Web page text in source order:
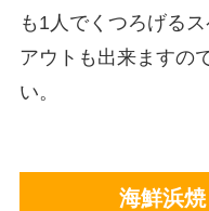
も1人でくつろげる
アウトも出来ますの
い。
海鮮浜